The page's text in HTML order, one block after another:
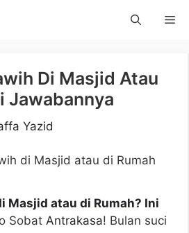
Di Masjid Atau
Jawabannya
Yazid
Masjid atau di Rumah? Ini
Sobat Antrakasa! Bulan suci